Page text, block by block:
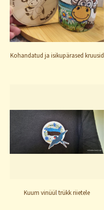
Kohandatud ja isikupärased kruusid
Kuum vinüül trükk riietele